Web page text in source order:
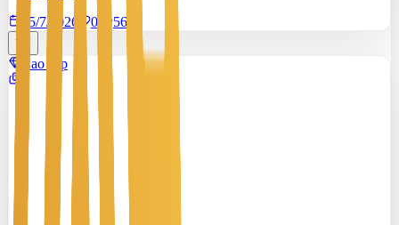
15/7/2026
0 567
Cao cấp